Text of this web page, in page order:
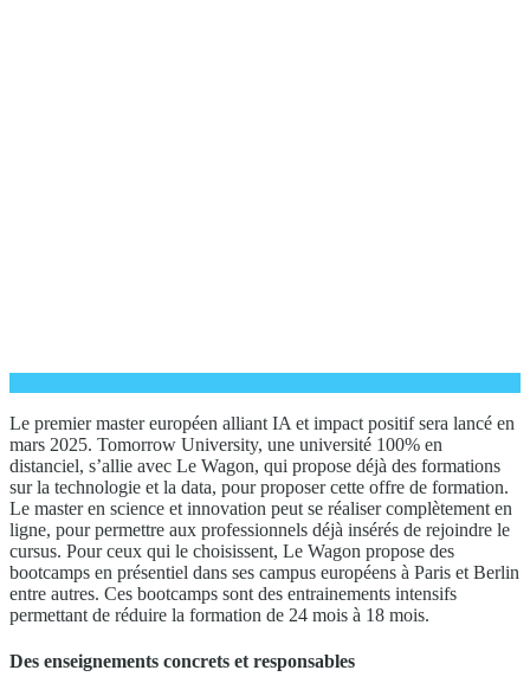
Le premier master européen alliant IA et impact positif sera lancé en
mars 2025. Tomorrow University, une université 100% en
distanciel, s’allie avec Le Wagon, qui propose déjà des formations
sur la technologie et la data, pour proposer cette offre de formation.
Le master en science et innovation peut se réaliser complètement en
ligne, pour permettre aux professionnels déjà insérés de rejoindre le
cursus. Pour ceux qui le choisissent, Le Wagon propose des
bootcamps en présentiel dans ses campus européens à Paris et Berlin
entre autres. Ces bootcamps sont des entrainements intensifs
permettant de réduire la formation de 24 mois à 18 mois.
Des enseignements concrets et responsables